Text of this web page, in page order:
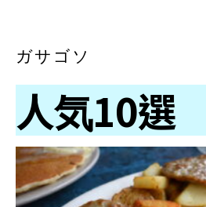
ガサゴソ
人気10選